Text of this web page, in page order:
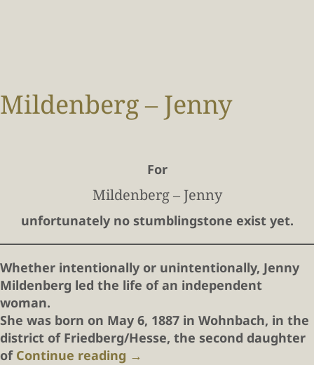
Mildenberg – Jenny
For
Mildenberg – Jenny
unfortunately no stumblingstone exist yet.
Whether intentionally or unintentionally, Jenny
Mildenberg led the life of an independent
woman.
She was born on May 6, 1887 in Wohnbach, in the
district of Friedberg/Hesse, the second daughter
of Continue reading →